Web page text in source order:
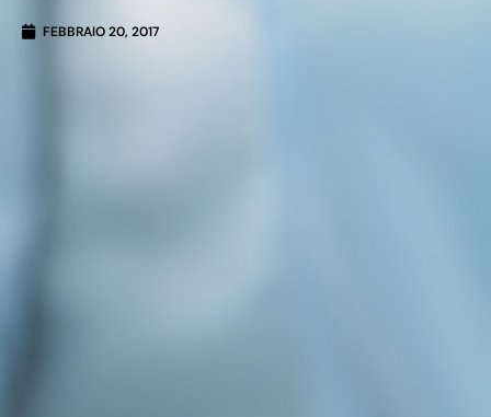
FEBBRAIO 20, 2017